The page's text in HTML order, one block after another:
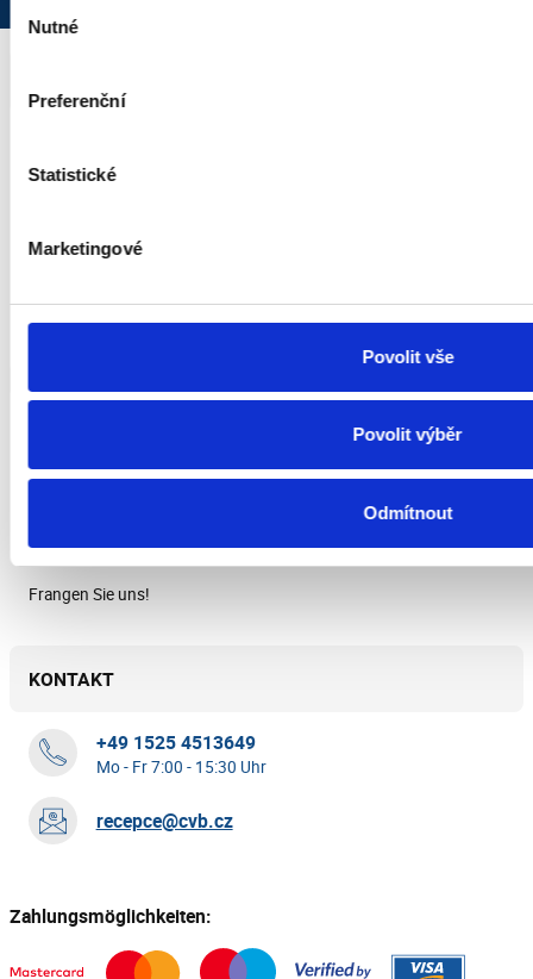
souhlasu
Nutné
Preferenční
Statistické
Marketingové
Povolit vše
Povolit výběr
Odmítnout
Reklamationsordnung
Kundemeinungen
Warenkorb anzeigen
Meine Bestellung
Frangen Sie uns!
KONTAKT
+49 1525 4513649
Mo - Fr 7:00 - 15:30 Uhr
recepce@cvb.cz
Zahlungsmöglichkeiten: